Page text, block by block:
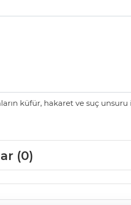
küfür, hakaret ve suç unsuru
(0)